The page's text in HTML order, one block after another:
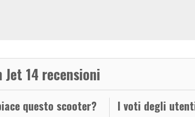
Jet 14 recensioni
questo scooter? I voti degli